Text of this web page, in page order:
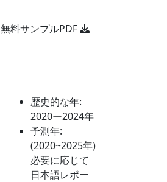
無料サンプルPDF
歴史的な年:
2020ー2024年
予測年:
(2020~2025年)
必要に応じて
日本語レポー